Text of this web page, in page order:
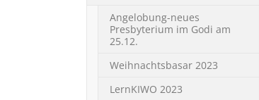
Angelobung-neues
Presbyterium im Godi am
25.12.
Weihnachtsbasar 2023
LernKIWO 2023